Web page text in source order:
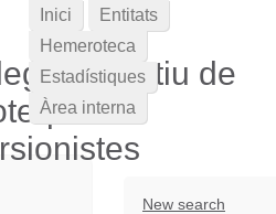
Col·lectiu de
New search
Inici
Entitats
Hemeroteca
Estadístiques
Àrea interna